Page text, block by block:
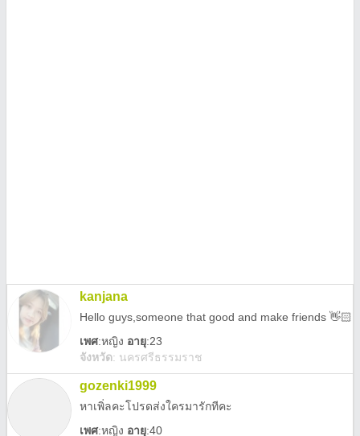
kanjana
Hello guys,someone that good and make friends 👋🏻
เพศ:หญิง อายุ:23
จังหวัด: นครศรีธรรมราช
gozenki1999
หาเพิ่ลคะโปรดส่งใครมารักทีคะ
เพศ:หญิง อายุ:40